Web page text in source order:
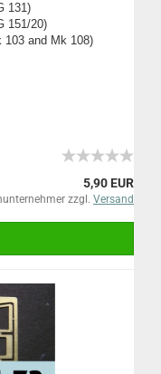
131)
151/20)
103 and Mk 108)
5,90 EUR
zzgl. Versand